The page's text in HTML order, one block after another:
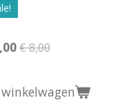
€ 8,00